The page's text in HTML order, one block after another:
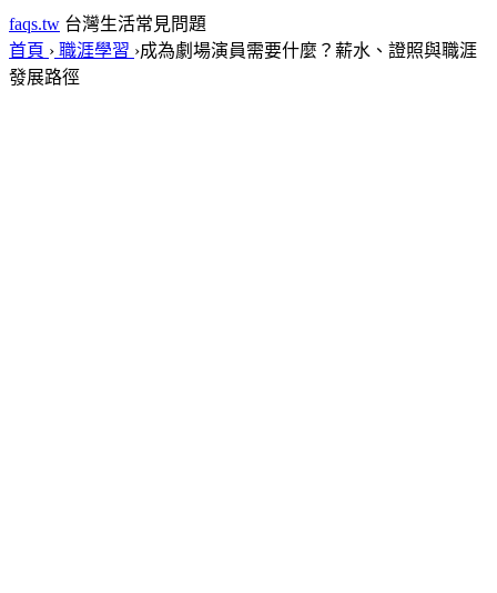
faqs.tw 台灣生活常見問題
首頁 › 職涯學習 ›成為劇場演員需要什麼？薪水、證照與職涯
發展路徑